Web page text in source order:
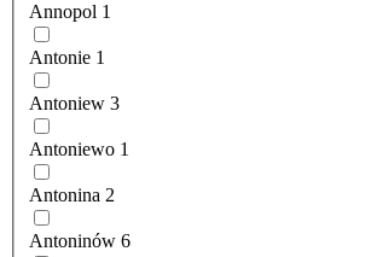
Annopol 1
Antonie 1
Antoniew 3
Antoniewo 1
Antonina 2
Antoninów 6